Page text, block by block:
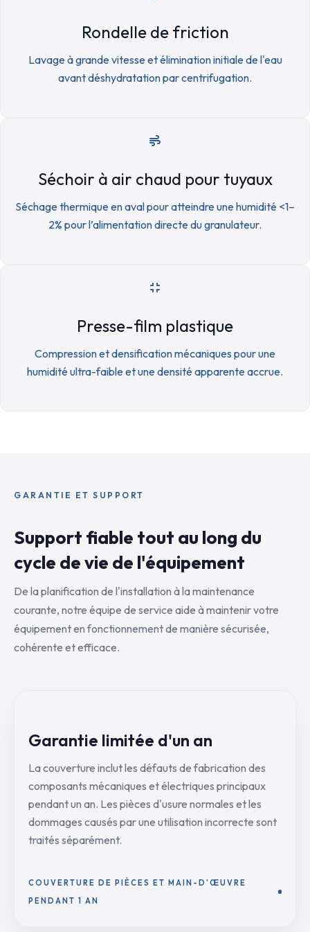
Rondelle de friction
Lavage à grande vitesse et élimination initiale de l'eau
avant déshydratation par centrifugation.
Séchoir à air chaud pour tuyaux
Séchage thermique en aval pour atteindre une humidité <1–
2% pour l’alimentation directe du granulateur.
Presse-film plastique
Compression et densification mécaniques pour une
humidité ultra-faible et une densité apparente accrue.
GARANTIE ET SUPPORT
Support fiable tout au long du
cycle de vie de l'équipement
De la planification de l'installation à la maintenance
courante, notre équipe de service aide à maintenir votre
équipement en fonctionnement de manière sécurisée,
cohérente et efficace.
Garantie limitée d'un an
La couverture inclut les défauts de fabrication des
composants mécaniques et électriques principaux
pendant un an. Les pièces d'usure normales et les
dommages causés par une utilisation incorrecte sont
traités séparément.
COUVERTURE DE PIÈCES ET MAIN-D'ŒUVRE
PENDANT 1 AN